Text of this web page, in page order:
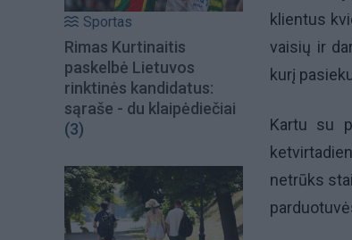
Sportas
Rimas Kurtinaitis
paskelbė Lietuvos
rinktinės kandidatus:
sąraše - du klaipėdiečiai
(3)
klientus
vaisių ir
kurį
Kartu su
netrūks